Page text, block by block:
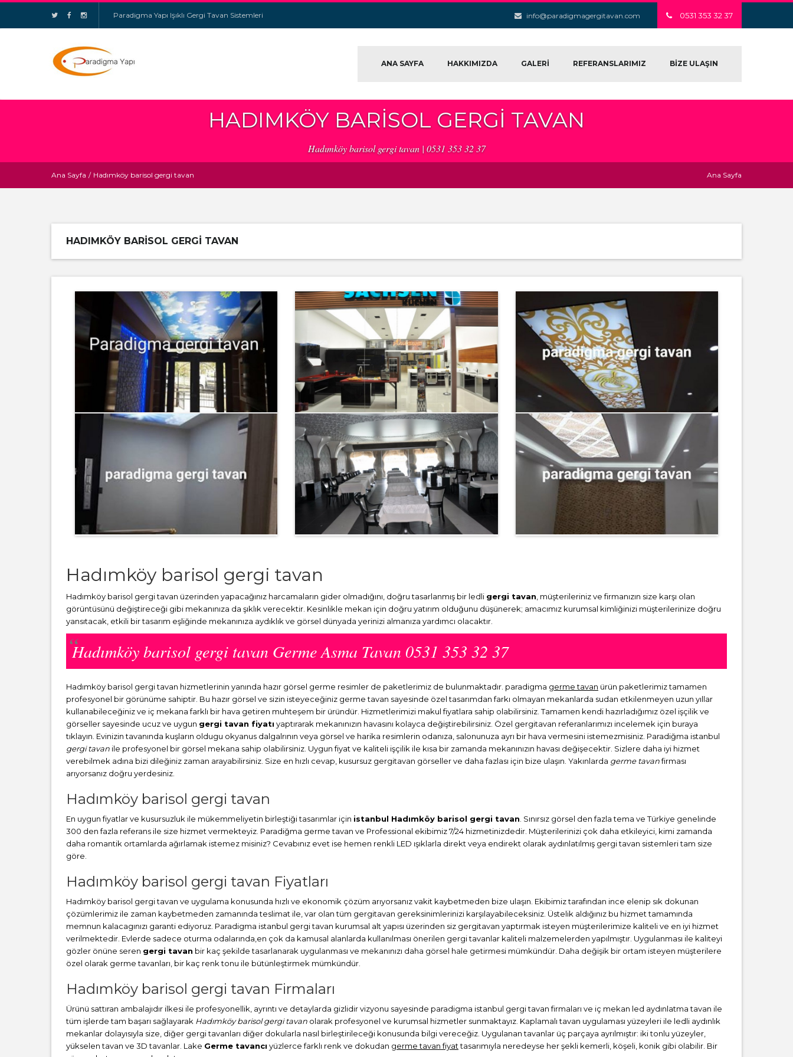
Paradigma Yapı Işıklı Gergi Tavan Sistemleri info@paradigmagergitavan.com 0531 353 32 37
ANA SAYFA HAKKIMIZDA GALERİ REFERANSLARIMIZ BİZE ULAŞIN
HADIMKÖY BARISOL GERGI TAVAN
Hadımköy barisol gergi tavan | 0531 353 32 37
Ana Sayfa / Hadımköy barisol gergi tavan Ana Sayfa
HADIMKÖY BARISOL GERGI TAVAN
Hadımköy barisol gergi tavan
Hadımköy barisol gergi tavan üzerinden yapacağınız harcamaların gider olmadığını, doğru tasarlanmış bir ledli gergi tavan , müşterileriniz ve firmanızın size karşı olan
görüntüsünü değiştireceği gibi mekanınıza da şıklık verecektir. Kesinlikle mekan için doğru yatırım olduğunu düşünerek; amacımız kurumsal kimliğinizi müşterilerinize doğru
yansıtacak, etkili bir tasarım eşliğinde mekanınıza aydıklık ve görsel dünyada yerinizi almanıza yardımcı olacaktır.
Hadımköy barisol gergi tavan Germe Asma Tavan 0531 353 32 37
Hadımköy barisol gergi tavan hizmetlerinin yanında hazır görsel germe resimler de paketlerimiz de bulunmaktadır. paradigma germe tavan ürün paketlerimiz tamamen
profesyonel bir görünüme sahiptir. Bu hazır görsel ve sizin isteyeceğiniz germe tavan sayesinde özel tasarımdan farkı olmayan mekanlarda sudan etkilenmeyen uzun yıllar
kullanabileceğiniz ve iç mekana farklı bir hava getiren muhteşem bir üründür. Hizmetlerimizi makul fiyatlara sahip olabilirsiniz. Tamamen kendi hazırladığımız özel işçilik ve
görseller sayesinde ucuz ve uygun gergi tavan fiyatı yaptırarak mekanınızın havasını kolayca değiştirebilirsiniz. Özel gergitavan referanlarımızı incelemek için buraya
tıklayın. Evinizin tavanında kuşların oldugu okyanus dalgalrının veya görsel ve harika resimlerin odanıza, salonunuza ayrı bir hava vermesini istemezmisiniz. Paradiğma istanbul
gergi tavan ile profesyonel bir görsel mekana sahip olabilirsiniz. Uygun fiyat ve kaliteli işçilik ile kısa bir zamanda mekanınızın havası değişecektir. Sizlere daha iyi hizmet
verebilmek adına bizi dileğiniz zaman arayabilirsiniz. Size en hızlı cevap, kusursuz gergitavan görseller ve daha fazlası için bize ulaşın. Yakınlarda germe tavanfirması
arıyorsanız doğru yerdesiniz.
Hadımköy barisol gergi tavan
En uygun fiyatlar ve kusursuzluk ile mükemmeliyetin birleştiği tasarımlar için istanbul Hadımköy barisol gergi tavan . Sınırsız görsel den fazla tema ve Türkiye genelinde
300 den fazla referans ile size hizmet vermekteyiz. Paradiğma germe tavan ve Professional ekibimiz 7/24 hizmetinizdedir. Müşterilerinizi çok daha etkileyici, kimi zamanda
daha romantik ortamlarda ağırlamak istemez misiniz? Cevabınız evet ise hemen renkli LED ışıklarla direkt veya endirekt olarak aydınlatılmış gergi tavan sistemleri tam size
göre.
Hadımköy barisol gergi tavan Fiyatları
Hadımköy barisol gergi tavan ve uygulama konusunda hızlı ve ekonomik çözüm arıyorsanız vakit kaybetmeden bize ulaşın. Ekibimiz tarafından ince elenip sık dokunan
çözümlerimiz ile zaman kaybetmeden zamanında teslimat ile, var olan tüm gergitavan gereksinimlerinizi karşılayabileceksiniz. Üstelik aldığınız bu hizmet tamamında
memnun kalacagınızı garanti ediyoruz. Paradigma istanbul gergi tavan kurumsal alt yapısı üzerinden siz gergitavan yaptırmak isteyen müşterilerimize kaliteli ve en iyi hizmet
verilmektedir. Evlerde sadece oturma odalarında,en çok da kamusal alanlarda kullanılması önerilen gergi tavanlar kaliteli malzemelerden yapılmıştır. Uygulanması ile kaliteyi
gözler önüne seren gergi tavan bir kaç şekilde tasarlanarak uygulanması ve mekanınızı daha görsel hale getirmesi mümkündür. Daha değişik bir ortam isteyen müşterilere
özel olarak germe tavanları, bir kaç renk tonu ile bütünleştirmek mümkündür.
Hadımköy barisol gergi tavan Firmaları
Ürünü sattıran ambalajıdır ilkesi ile profesyonellik, ayrıntı ve detaylarda gizlidir vizyonu sayesinde paradigma istanbul gergi tavan firmaları ve iç mekan led aydınlatma tavan ile
tüm işlerde tam başarı sağlayarak Hadımköy barisol gergi tavan olarak profesyonel ve kurumsal hizmetler sunmaktayız. Kaplamalı tavan uygulaması yüzeyleri ile ledli aydınlık
mekanlar dolayısıyla size, diğer gergi tavanları diğer dokularla nasıl birleştirileceği konusunda bilgi vereceğiz. Uygulanan tavanlar üç parçaya ayrılmıştır: iki tonlu yüzeyler,
yükselen tavan ve 3D tavanlar. Lake Germe tavancı yüzlerce farklı renk ve dokudan germe tavan fiyattasarımıyla neredeyse her şekli kemerli, köşeli, konik gibi olabilir. Bir